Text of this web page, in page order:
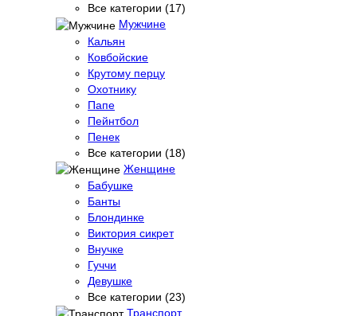
Все категории (17)
Мужчине
Кальян
Ковбойские
Крутому перцу
Охотнику
Папе
Пейнтбол
Пенек
Все категории (18)
Женщине
Бабушке
Банты
Блондинке
Виктория сикрет
Внучке
Гуччи
Девушке
Все категории (23)
Транспорт